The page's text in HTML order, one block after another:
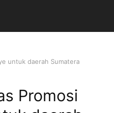
untuk daerah Sumatera
Promosi